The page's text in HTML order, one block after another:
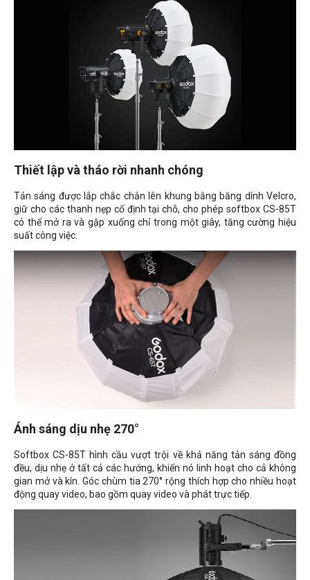
Thiết lập và tháo rời nhanh chóng
Tản sáng được lắp chắc chắn lên khung bằng băng dính Velcro,
giữ cho các thanh nẹp cố định tại chỗ, cho phép softbox CS-85T
có thể mở ra và gập xuống chỉ trong một giây, tăng cường hiệu
suất công việc.
Ánh sáng dịu nhẹ 270°
Softbox CS-85T hình cầu vượt trội về khả năng tản sáng đồng
đều, dịu nhẹ ở tất cả các hướng, khiến nó linh hoạt cho cả không
gian mở và kín. Góc chùm tia 270° rộng thích hợp cho nhiều hoạt
động quay video, bao gồm quay video và phát trực tiếp.